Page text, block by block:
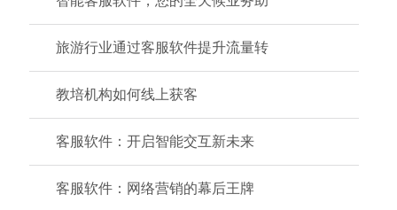
旅游行业通过客服软件提升流量转
教培机构如何线上获客
客服软件：开启智能交互新未来
客服软件：网络营销的幕后王牌